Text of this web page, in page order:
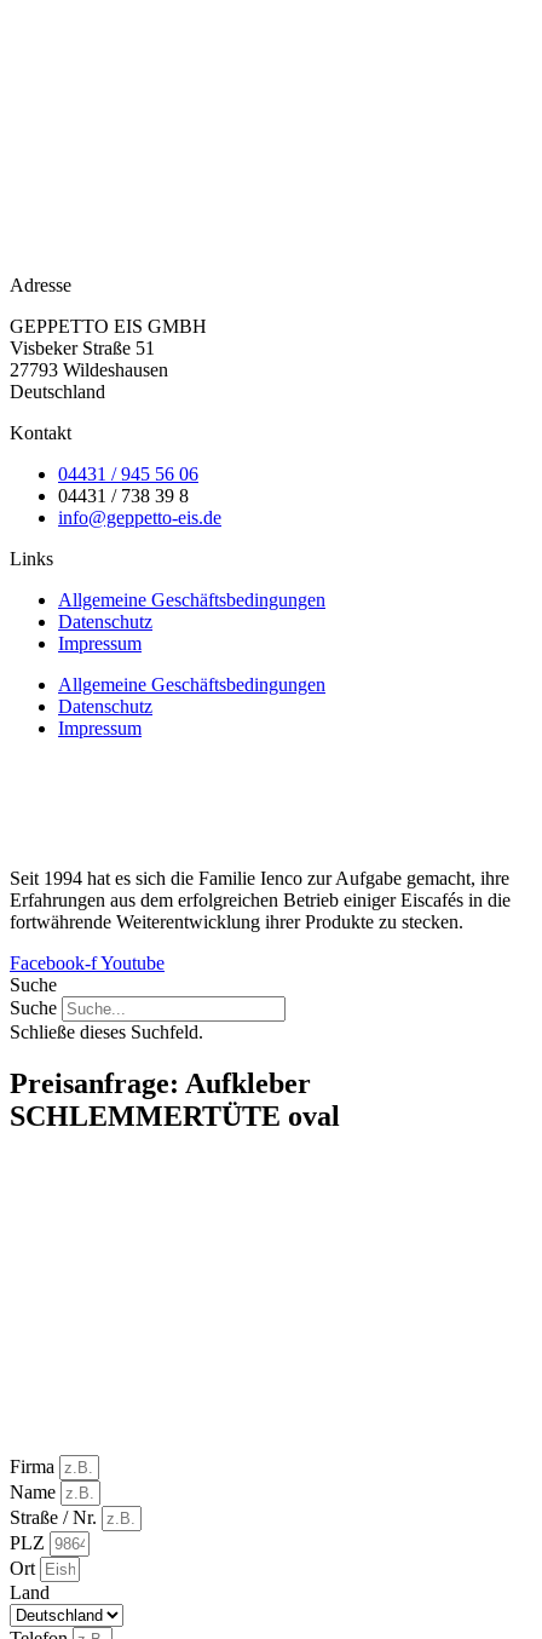
Adresse
GEPPETTO EIS GMBH
Visbeker Straße 51
27793 Wildeshausen
Deutschland
Kontakt
04431 / 945 56 06
04431 / 738 39 8
info@geppetto-eis.de
Links
Allgemeine Geschäftsbedingungen
Datenschutz
Impressum
Allgemeine Geschäftsbedingungen
Datenschutz
Impressum
Seit 1994 hat es sich die Familie Ienco zur Aufgabe gemacht, ihre
Erfahrungen aus dem erfolgreichen Betrieb einiger Eiscafés in die
fortwährende Weiterentwicklung ihrer Produkte zu stecken.
Facebook-fYoutube
Suche
Suche
Schließe dieses Suchfeld.
Preisanfrage: Aufkleber
SCHLEMMERTÜTE oval
Firma
Name
Straße / Nr.
PLZ
Ort
Land